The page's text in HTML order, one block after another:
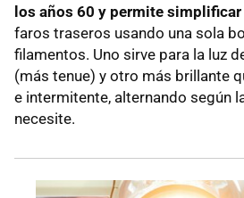
los años 60 y permite
faros traseros usando una sola
filamentos. Uno sirve para la luz
(más tenue) y otro más brillante
e intermitente, alternando según
necesite.